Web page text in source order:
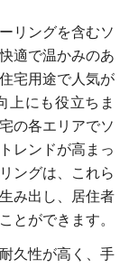
リングを含むソ
適で温かみのあ
宅用途で人気が
上にも役立ちま
の各エリアでソ
レンドが高まっ
ングは、これら
み出し、居住者
とができます。
久性が高く、手